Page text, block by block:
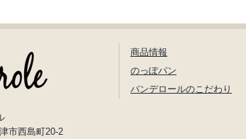
市西島町20-2
商品情報
のっぽパン
バンデロールのこだわり